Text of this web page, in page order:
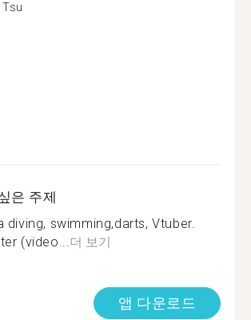
Tsu
은 주제
diving, swimming,darts, Vtuber.
(video... 더 보기
앱 다운로드